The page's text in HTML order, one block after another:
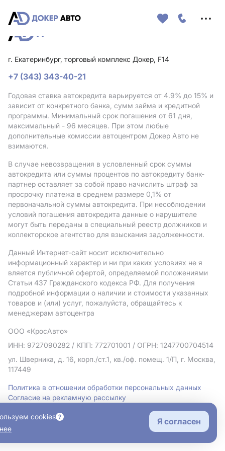
г. Екатеринбург, торговый комплекс Докер, F14
+7 (343) 343-40-21
Годовая ставка автокредита варьируется от 4.9% до 15% и
зависит от конкретного банка, сумм займа и кредитной
программы. Минимальный срок погашения от 61 дня,
максимальный - 96 месяцев. При этом любые
дополнительные комиссии автоцентром Докер Авто не
взимаются.
В случае невозвращения в условленный срок суммы
автокредита или суммы процентов по автокредиту банк-
партнер оставляет за собой право начислить штраф за
просрочку платежа в среднем размере 0,1% от
первоначальной суммы автокредита. При несоблюдении
условий погашения автокредита данные о нарушителе
могут быть переданы в специальный реестр должников и
коллекторское агентство для взыскания задолженности.
Данный Интернет-сайт носит исключительно
информационный характер и ни при каких условиях не я
вляется публичной офертой, определяемой положениями
Статьи 437 Гражданского кодекса РФ. Для получения
подробной информации о наличии и стоимости указанных
товаров и (или) услуг, пожалуйста, обращайтесь к
менеджерам автоцентра
ООО «КросАвто»
ИНН: 9727090282 / КПП: 772701001 / ОГРН: 1247700704514
ул. Шверника, д. 16, корп./ст.1, кв./оф. помещ. 1/П, г. Москва,
117449
Политика в отношении обработки персональных данных
Согласие на рекламную рассылку
cookies
Я согласен